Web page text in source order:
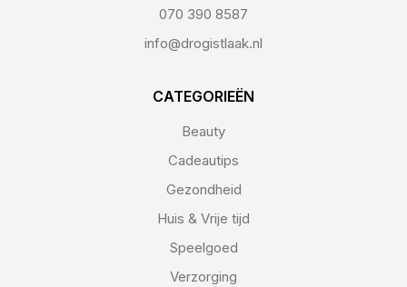
070 390 8587
info@drogistlaak.nl
CATEGORIEËN
Beauty
Cadeautips
Gezondheid
Huis & Vrije tijd
Speelgoed
Verzorging